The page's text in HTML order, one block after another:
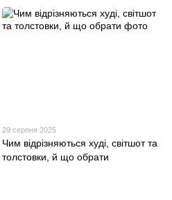
29 серпня 2025
Чим відрізняються худі, світшот та
толстовки, й що обрати